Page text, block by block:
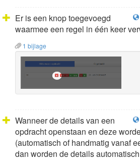
Er is een knop toegevoegd
waarmee een regel in één keer
1 bijlage
Wanneer de details van een
opdracht openstaan en deze
(automatisch of handmatig vanaf
dan worden de details